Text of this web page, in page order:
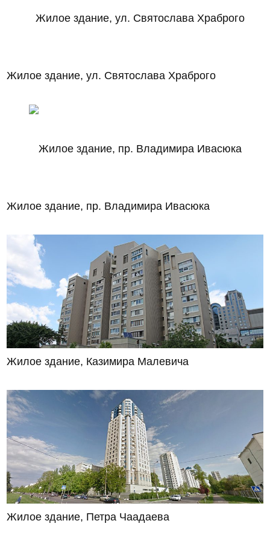
Жилое здание, ул. Святослава Храброго
Жилое здание, пр. Владимира Ивасюка
Жилое здание, Казимира Малевича
Жилое здание, Петра Чаадаева